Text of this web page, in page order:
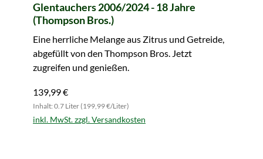
Glentauchers 2006/2024 - 18 Jahre
(Thompson Bros.)
Eine herrliche Melange aus Zitrus und Getreide,
abgefüllt von den Thompson Bros. Jetzt
zugreifen und genießen.
139,99 €
Inhalt: 0.7 Liter (199,99 €/Liter)
inkl. MwSt. zzgl. Versandkosten